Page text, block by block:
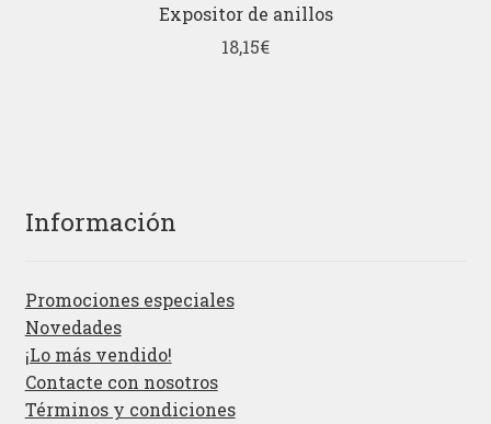
Expositor de anillos
18,15€
Información
Promociones especiales
Novedades
¡Lo más vendido!
Contacte con nosotros
Términos y condiciones